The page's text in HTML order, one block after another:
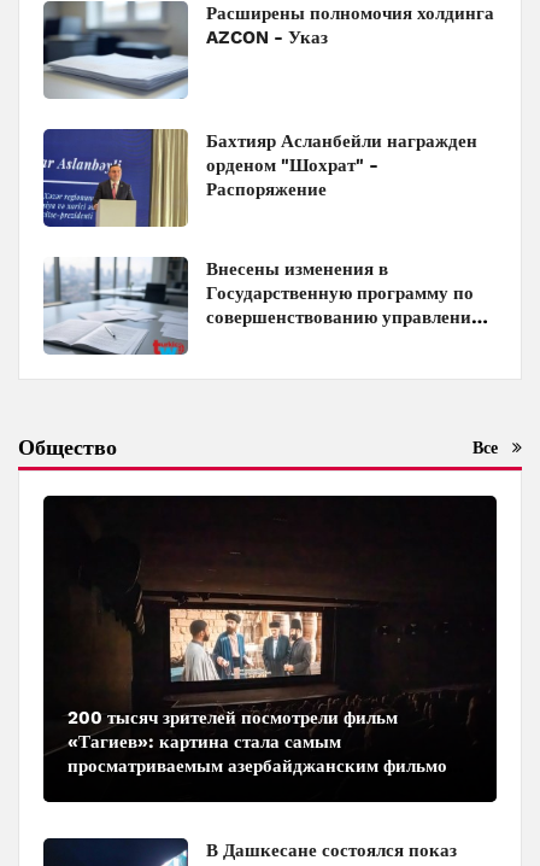
Расширены полномочия холдинга
AZCON - Указ
Бахтияр Асланбейли награжден
орденом "Шохрат" -
Распоряжение
Внесены изменения в
Государственную программу по
совершенствованию управления
Общество Все
200 тысяч зрителей посмотрели фильм
«Тагиев»: картина стала самым
просматриваемым азербайджанским фильмом
В Дашкесане состоялся показ